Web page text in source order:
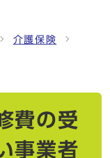
介護保険
費の受
事業者